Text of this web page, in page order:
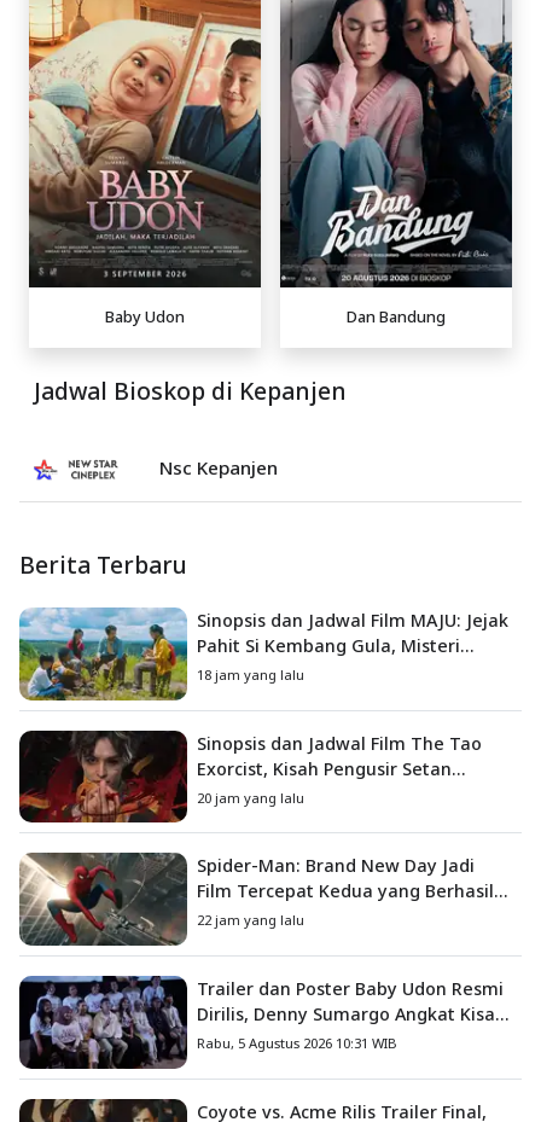
Baby Udon Dan Bandung
Jadwal Bioskop di Kepanjen
Nsc Kepanjen
Berita Terbaru
Sinopsis dan Jadwal Film MAJU: Jejak
Pahit Si Kembang Gula, Misteri
Hilangnya Bagas di Lokasi Jambore
18 jam yang lalu
Sinopsis dan Jadwal Film The Tao
Exorcist, Kisah Pengusir Setan
Melawan Kutukan Mematikan
20 jam yang lalu
Spider-Man: Brand New Day Jadi
Film Tercepat Kedua yang Berhasil
Tembus US$1 Miliar
22 jam yang lalu
Trailer dan Poster Baby Udon Resmi
Dirilis, Denny Sumargo Angkat Kisah
Nyata Fanny Kondoh
Rabu, 5 Agustus 2026 10:31 WIB
Coyote vs. Acme Rilis Trailer Final,